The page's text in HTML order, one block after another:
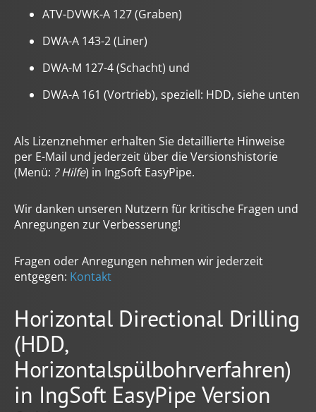
können Sie jederzeit mit Wirkung für die Zukunft in
unserer Datenschutzerklärung
notwendige Dienste (beispielsweise Cookies für diese
Abfrage) können wir aber auch ohne Ihre Einwilligung
ATV-DVWK-A 127 (Graben)
DWA-A 143-2 (Liner)
DWA-M 127-4 (Schacht) und
DWA-A 161 (Vortrieb), speziell: HDD, siehe unten
Als Lizenznehmer erhalten Sie detaillierte Hinweise
per E-Mail und jederzeit über die Versionshistorie
(Menü: ? Hilfe) in IngSoft EasyPipe.
Wir danken unseren Nutzern für kritische Fragen und
Anregungen zur Verbesserung!
Fragen oder Anregungen nehmen wir jederzeit
entgegen: Kontakt
Horizontal Directional Drilling
(HDD,
Horizontalspülbohrverfahren)
in IngSoft EasyPipe Version